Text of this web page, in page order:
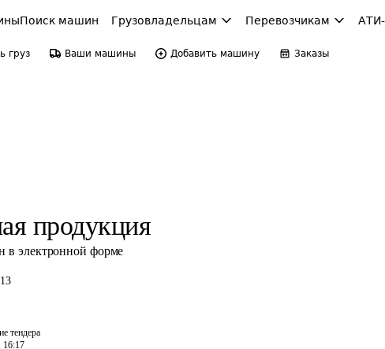
Поиск машин Грузовладельцам Перевозчикам
груз Ваши машины Добавить машину Заказы
продукция
в электронной форме
тендера
16:17